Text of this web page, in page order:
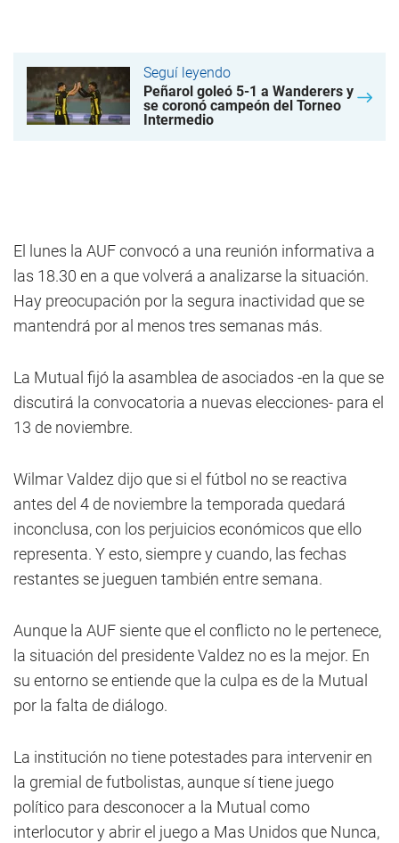
Seguí leyendo
Peñarol goleó 5-1 a Wanderers y
se coronó campeón del Torneo
Intermedio
El lunes la AUF convocó a una reunión informativa a
las 18.30 en a que volverá a analizarse la situación.
Hay preocupación por la segura inactividad que se
mantendrá por al menos tres semanas más.
La Mutual fijó la asamblea de asociados -en la que se
discutirá la convocatoria a nuevas elecciones- para el
13 de noviembre.
Wilmar Valdez dijo que si el fútbol no se reactiva
antes del 4 de noviembre la temporada quedará
inconclusa, con los perjuicios económicos que ello
representa. Y esto, siempre y cuando, las fechas
restantes se jueguen también entre semana.
Aunque la AUF siente que el conflicto no le pertenece,
la situación del presidente Valdez no es la mejor. En
su entorno se entiende que la culpa es de la Mutual
por la falta de diálogo.
La institución no tiene potestades para intervenir en
la gremial de futbolistas, aunque sí tiene juego
político para desconocer a la Mutual como
interlocutor y abrir el juego a Mas Unidos que Nunca,